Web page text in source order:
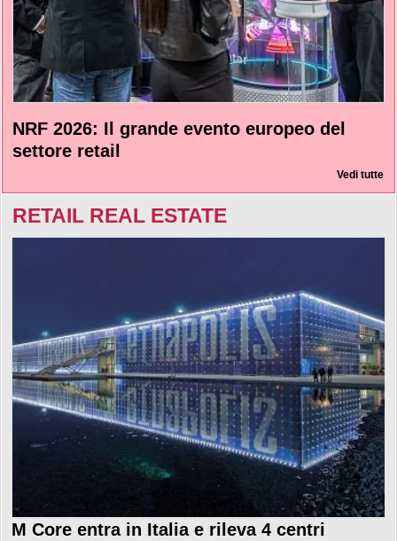
NRF 2026: Il grande evento europeo del
settore retail
Vedi tutte
RETAIL REAL ESTATE
M Core entra in Italia e rileva 4 centri